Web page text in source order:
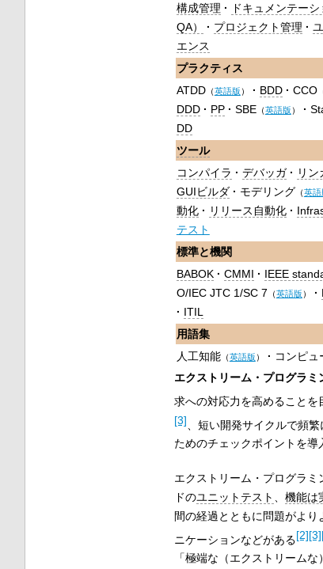
構成管理
ドキュメンテーシ
QA）
プロジェクト管理
エンス
プラクティス
ATDD（英語版） BDD CCO
DDD
PP SBE （英語版）
DD
ツール
コンパイラ
デバッガ リン
GUIビルダ
モデリング （英語
動化
リリース自動化
テスト
標準と機関
BABOK
CMMI IEEE
O/IEC JTC 1/SC 7 （英語版）
ITIL
用語集
人工知能（英語版） コンピュ
エクストリーム・プログラミ
求への対応力を高めることを
[3] 、短い開発サイクルで頻
ためのチェックポイントを導
エクストリーム・プログラミ
ドのユニットテスト 機能は
間の経過とともに問題がより
ニケーションなどがある[2][3]
「極端な（エクストリーム